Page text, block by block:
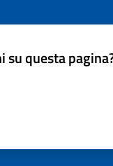
su questa